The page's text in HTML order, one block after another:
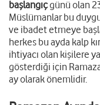
başlangıçgünü olan
Müslümanlar bu
ve ibadet etmeye
herkes bu ayda kalp
ihtiyacı olan kişilere
gösterdiği için
ay olarak önemlidir.